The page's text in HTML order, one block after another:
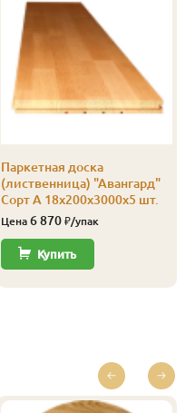
Паркетная доска
(лиственница) "Авангард"
Сорт А 18х200х3000х5 шт.
Цена 6 870 ₽/упак
Купить